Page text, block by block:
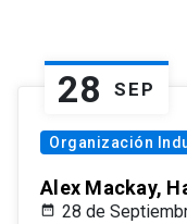
28 SEP
Organización
Alex Mackay,
28 de